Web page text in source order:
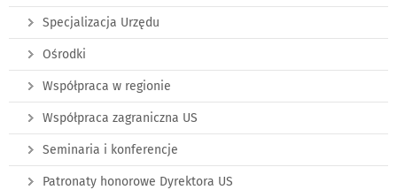
Specjalizacja Urzędu
Ośrodki
Współpraca w regionie
Współpraca zagraniczna US
Seminaria i konferencje
Patronaty honorowe Dyrektora US